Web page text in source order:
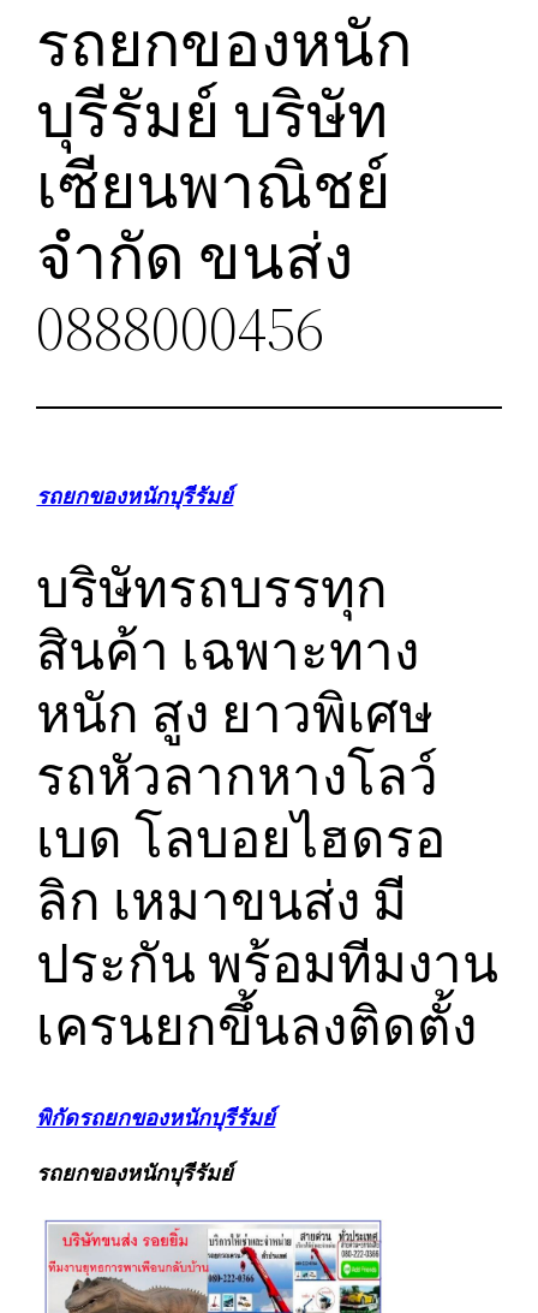
รถยกของหนัก
บุรีรัมย์ บริษัท
เซียนพาณิชย์
จำกัด ขนส่ง
0888000456
รถยกของหนักบุรีรัมย์
บริษัทรถบรรทุก
สินค้า เฉพาะทาง
หนัก สูง ยาวพิเศษ
รถหัวลากหางโลว์
เบด โลบอยไฮดรอ
ลิก เหมาขนส่ง มี
ประกัน พร้อมทีมงาน
เครนยกขึ้นลงติดตั้ง
พิกัดรถยกของหนักบุรีรัมย์
รถยกของหนักบุรีรัมย์